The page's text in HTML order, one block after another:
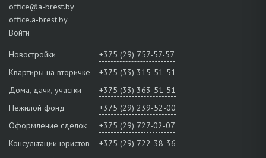
office@a-brest.by
office.a-brest.by
Войти
Новостройки
+375 (29) 757-57-57
Квартиры на вторичке
+375 (33) 315-51-51
Дома, дачи, участки
+375 (33) 363-51-51
Нежилой фонд
+375 (29) 239-52-00
Оформление сделок
+375 (29) 727-02-07
Консультации юристов
+375 (29) 722-38-36